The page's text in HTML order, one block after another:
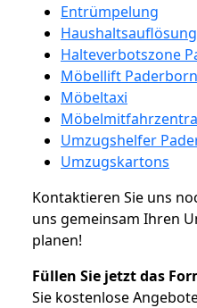
Entrümpelung
Halteverbotszone
Möbellift Paderborn
Möbeltaxi
Umzugshelfer
Umzugskartons
Kontaktieren Sie uns
uns gemeinsam Ihren
planen!
Füllen Sie jetzt das
Sie kostenlose